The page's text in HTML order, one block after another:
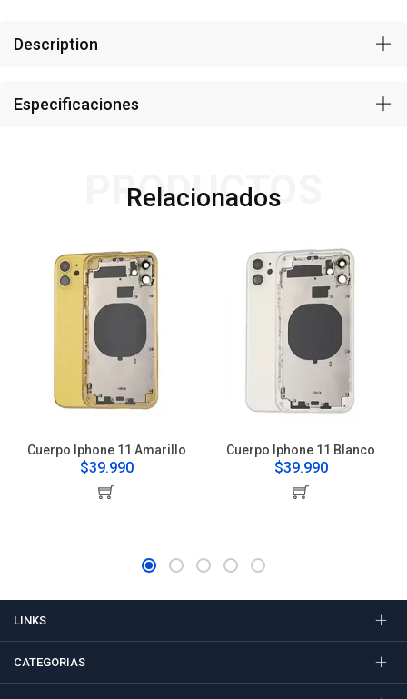
Description
Especificaciones
Relacionados
PRODUCTOS
Cuerpo Iphone 11 Amarillo
$39.990
Cuerpo Iphone 11 Blanco
$39.990
LINKS
CATEGORIAS